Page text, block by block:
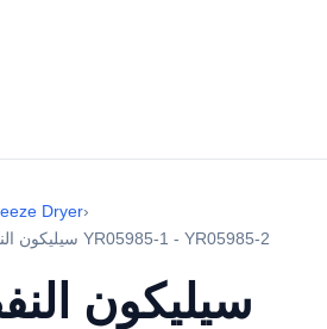
Dryer›
سيليكون النفط التدفئة مجفف بالتجميد YR05985-1 - YR05985-2
سيليكون